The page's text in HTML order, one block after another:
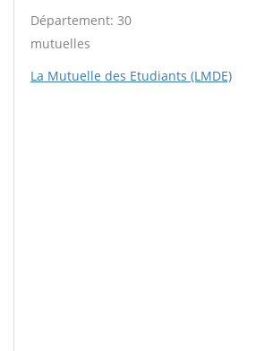
Département: 30
mutuelles
La Mutuelle des Etudiants (LMDE)